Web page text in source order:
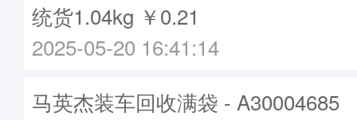
统货1.04kg ￥0.21
2025-05-20 16:41:14
马英杰装车回收满袋 - A30004685